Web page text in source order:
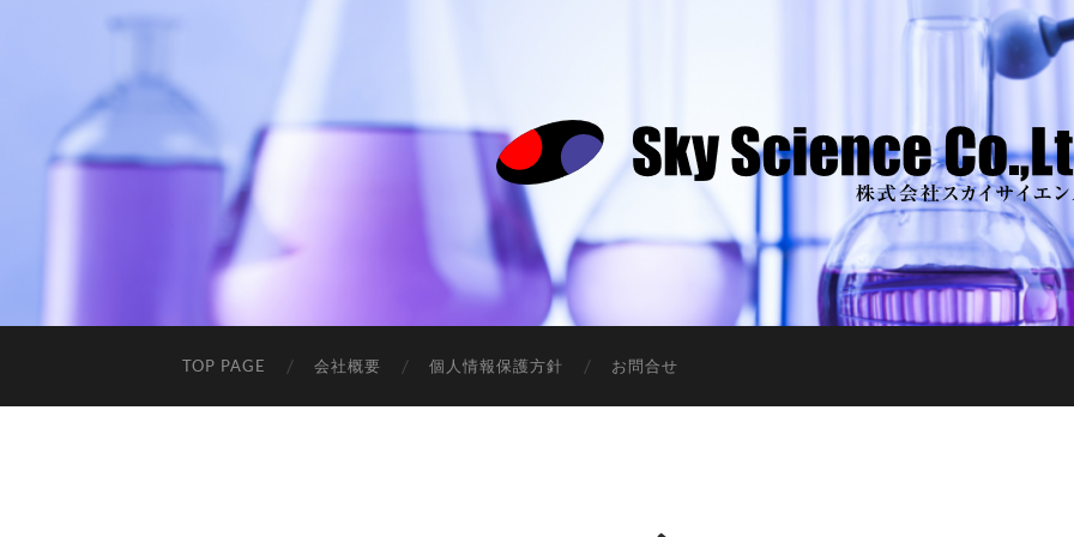
古
機
器
TOP PAGE 会社概要 個人情報保護方針 お問合せ